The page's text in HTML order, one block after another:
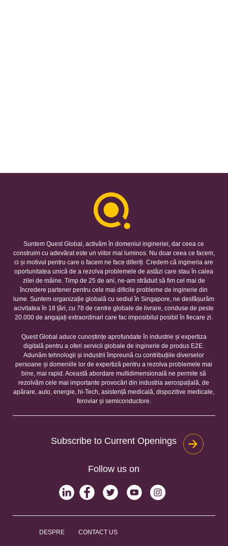
Suntem Quest Global, activăm în domeniul ingineriei, dar ceea ce
construim cu adevărat este un viitor mai luminos. Nu doar ceea ce facem,
ci și motivul pentru care o facem ne face diferiți. Credem că ingineria are
oportunitatea unică de a rezolva problemele de astăzi care stau în calea
zilei de mâine. Timp de 25 de ani, ne-am străduit să fim cel mai de
încredere partener pentru cele mai dificile probleme de inginerie din
lume. Suntem organizație globală cu sediul în Singapore, ne desfășurăm
acivitatea în 18 țări, cu 78 de centre globale de livrare, conduse de peste
20.000 de angajați extraordinari care fac imposibilul posibil în fiecare zi.
Quest Global aduce cunoștințe aprofundate în industrie și expertiza
digitală pentru a oferi servicii globale de inginerie de produs E2E.
Adunăm tehnologii și industrii împreună cu contribuțiile diverselor
persoane și domeniile lor de expertiză pentru a rezolva problemele mai
bine, mai rapid. Această abordare multidimensională ne permite să
rezolvăm cele mai importante provocări din industria aerospațială, de
apărare, auto, energie, hi-Tech, asistență medicală, dispozitive medicale,
feroviar și semiconductore.
Subscribe to Current Openings
Follow us on
DESPRE CONTACT US